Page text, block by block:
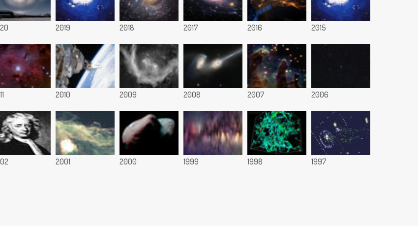
2019 2018 2017 2016 2015
2010 2009 2008 2007 2006
2001 2000 1999 1998 1997